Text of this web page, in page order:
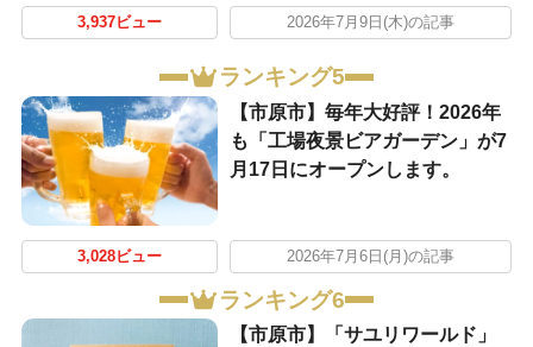
3,937ビュー 2026年7月9日(木)の記事
ランキング5
【市原市】毎年大好評！2026年
も「工場夜景ビアガーデン」が7
月17日にオープンします。
3,028ビュー 2026年7月6日(月)の記事
ランキング6
【市原市】「サユリワールド」